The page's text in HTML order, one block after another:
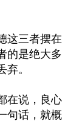
这三者摆在
的是绝大多
。
在说，良心
句话，就概